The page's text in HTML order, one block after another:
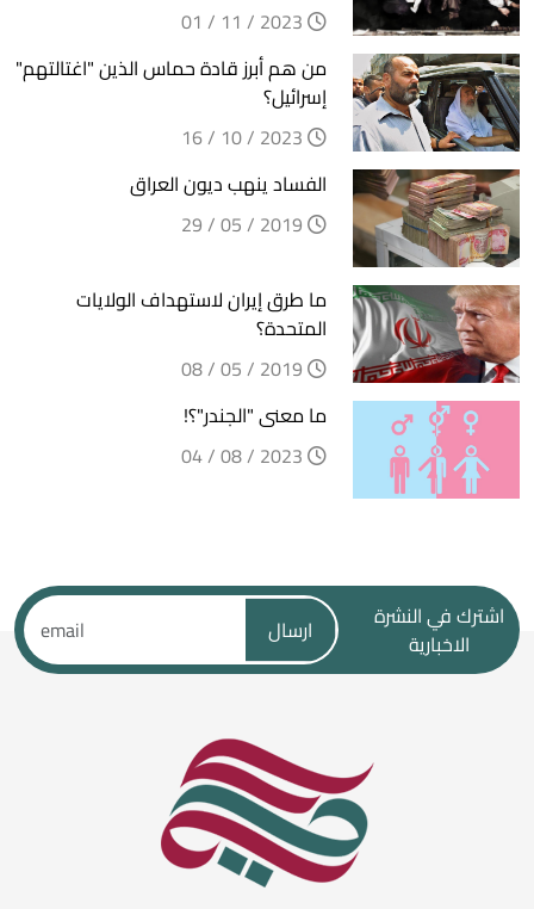
من هم أبرز قادة حماس الذين "اغتالتهم"
إسرائيل؟
الفساد ينهب ديون العراق
ما طرق إيران لاستهداف الولايات
المتحدة؟
ما معنى "الجندر"؟!
اشترك في النشرة
الاخبارية
ارسال